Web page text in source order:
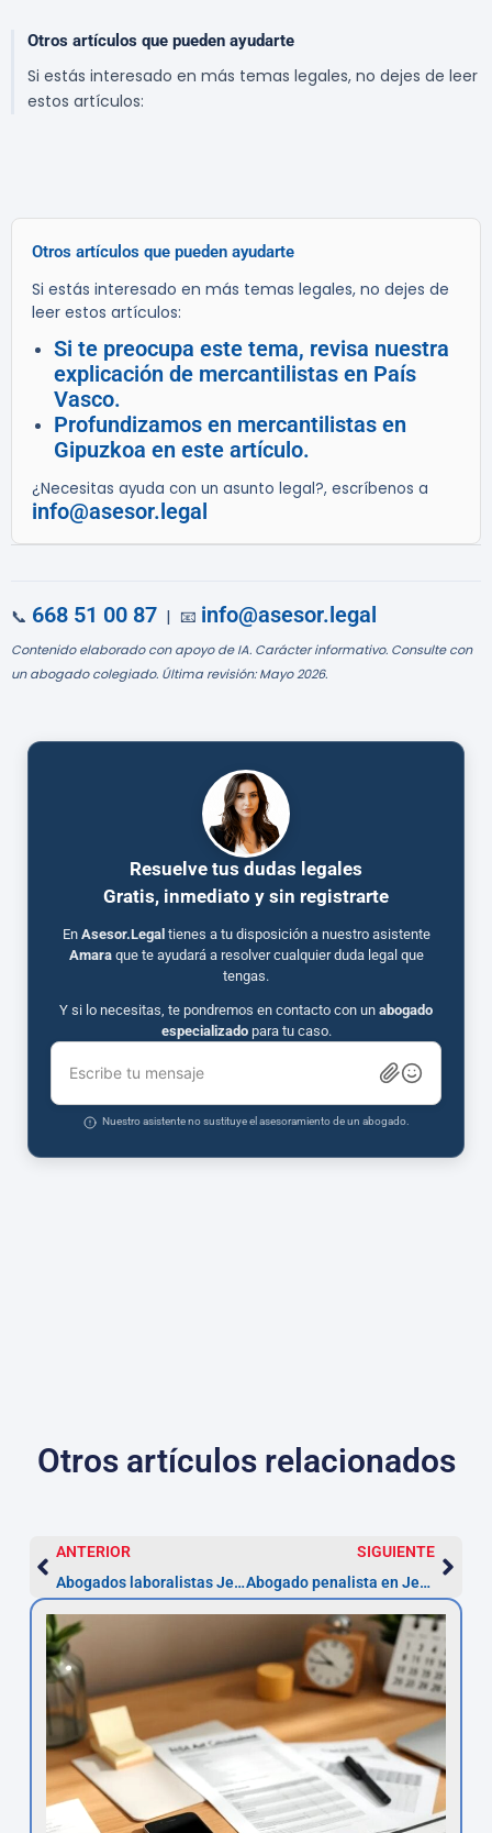
Otros artículos que pueden ayudarte
Si estás interesado en más temas legales, no dejes de leer
estos artículos:
Otros artículos que pueden ayudarte
Si estás interesado en más temas legales, no dejes de
leer estos artículos:
Si te preocupa este tema, revisa nuestra
explicación de mercantilistas en País
Vasco.
Profundizamos en mercantilistas en
Gipuzkoa en este artículo.
¿Necesitas ayuda con un asunto legal?, escríbenos a
info@asesor.legal
📞 668 51 00 87 | 📧 info@asesor.legal
Contenido elaborado con apoyo de IA. Carácter informativo. Consulte con
un abogado colegiado. Última revisión: Mayo 2026.
Resuelve tus dudas legales
Gratis, inmediato y sin registrarte
En Asesor.Legal tienes a tu disposición a nuestro asistente
Amaraque te ayudará a resolver cualquier duda legal que
tengas.
Y si lo necesitas, te pondremos en contacto con un abogado
especializadopara tu caso.
Escribe tu mensaje
Nuestro asistente no sustituye el asesoramiento de un abogado.
Otros artículos relacionados
ANTERIOR
Abogados laboralistas Jerez — impugnar despido en 20 días
SIGUIENTE
Abogado penalista en Jerez: defensa en 72 horas